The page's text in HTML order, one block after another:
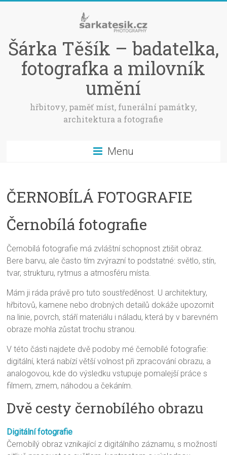
Šárka Těšík – badatelka,
fotografka a milovník
umění
hřbitovy, paměť míst, funerální památky,
architektura a fotografie
Menu
ČERNOBÍLÁ FOTOGRAFIE
Černobílá fotografie
Černobílá fotografie má zvláštní schopnost ztišit obraz.
Bere barvu, ale často tím zvýrazní to podstatné: světlo, stín,
tvar, strukturu, rytmus a atmosféru místa.
Mám ji ráda právě pro tuto soustředěnost. U architektury,
hřbitovů, kamene nebo drobných detailů dokáže upozornit
na linie, povrch, stáří materiálu i náladu, která by v barevném
obraze mohla zůstat trochu stranou.
V této části najdete dvě podoby mé černobílé fotografie:
digitální, která nabízí větší volnost při zpracování obrazu, a
analogovou, kde do výsledku vstupuje pomalejší práce s
filmem, zrnem, náhodou a čekáním.
Dvě cesty černobílého obrazu
Digitální fotografie
Černobílý obraz vznikající z digitálního záznamu, s možností